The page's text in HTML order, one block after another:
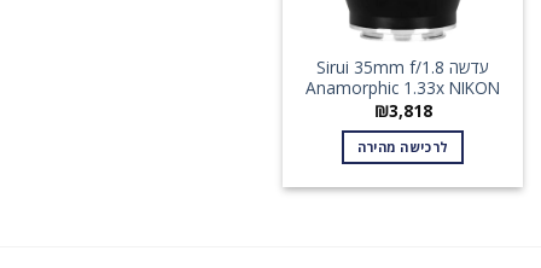
עדשה Sirui 35mm f/1.8
Anamorphic 1.33x NIKON
₪3,818
לרכישה מהירה